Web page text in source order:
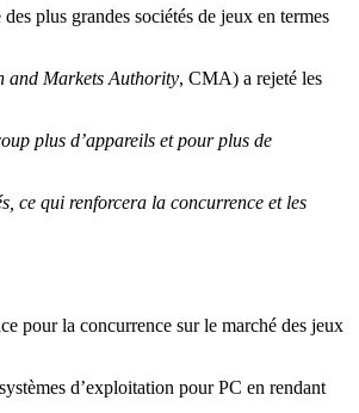
plus grandes sociétés de jeux en termes
and Markets Authority, CMA) a rejeté les
plus d’appareils et pour plus de
ce qui renforcera la concurrence et les
pour la concurrence sur le marché des jeux
d’exploitation pour PC en rendant